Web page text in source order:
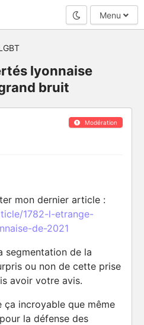
Mode nuit
Menu
lyonnaise
bruit
Modération
mon dernier article :
1782-l-etrange-
de-2021
segmentation de la
ou non de cette prise
avoir votre avis.
incroyable que même
la défense des